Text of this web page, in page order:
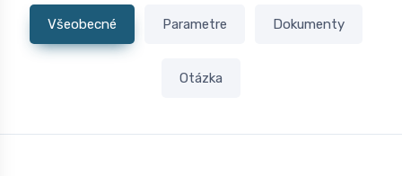
Všeobecné Parametre Dokumenty
Otázka